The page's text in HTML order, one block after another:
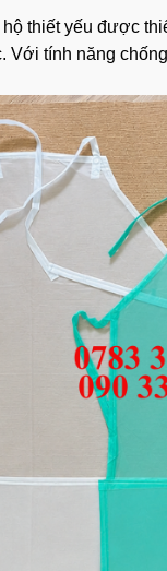
hộ thiết yếu được
tính năng